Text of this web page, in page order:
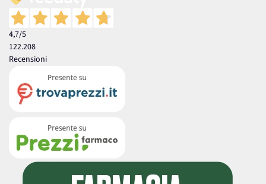
4,7/5
122.208
Recensioni